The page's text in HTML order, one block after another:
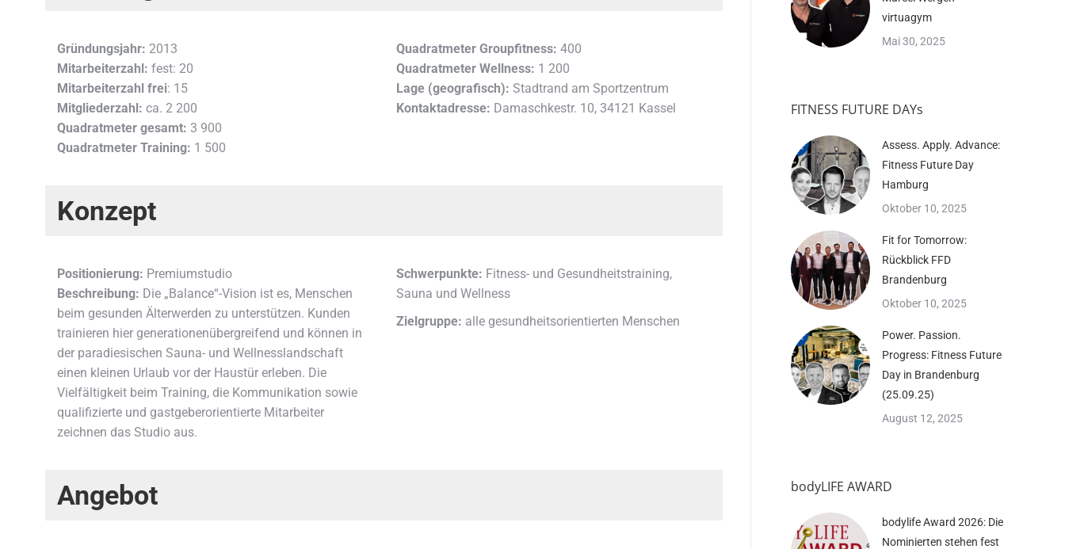
Gründungsjahr: 2013
Mitarbeiterzahl: fest: 20
Mitarbeiterzahl frei: 15
Mitgliederzahl: ca. 2 200
Quadratmeter gesamt: 3 900
Quadratmeter Training: 1 500
Quadratmeter Groupfitness: 400
Quadratmeter Wellness: 1 200
Lage (geografisch): Stadtrand am Sportzentrum
Kontaktadresse: Damaschkestr. 10, 34121 Kassel
Konzept
Positionierung: Premiumstudio
Beschreibung: Die „Balance“-Vision ist es, Menschen
beim gesunden Älterwerden zu unterstützen. Kunden
trainieren hier generationenübergreifend und können in
der paradiesischen Sauna- und Wellnesslandschaft
einen kleinen Urlaub vor der Haustür erleben. Die
Vielfältigkeit beim Training, die Kommunikation sowie
qualifizierte und gastgeberorientierte Mitarbeiter
zeichnen das Studio aus.
Schwerpunkte: Fitness- und Gesundheitstraining,
Sauna und Wellness
Zielgruppe: alle gesundheitsorientierten Menschen
Angebot
virtuagym
Mai 30, 2025
FITNESS FUTURE DAYs
Assess. Apply. Advance:
Fitness Future Day
Hamburg
Oktober 10, 2025
Fit for Tomorrow:
Rückblick FFD
Brandenburg
Oktober 10, 2025
Power. Passion.
Progress: Fitness Future
Day in Brandenburg
(25.09.25)
August 12, 2025
bodyLIFE AWARD
bodylife Award 2026: Die
Nominierten stehen fest